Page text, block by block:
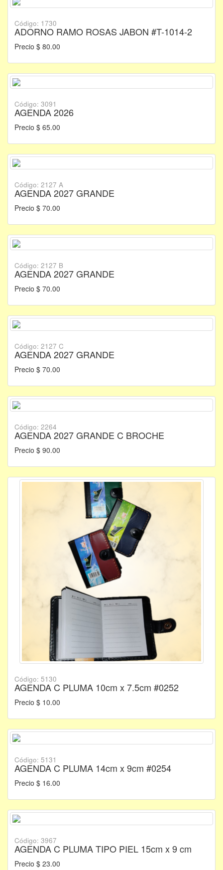
Código: 1730
ADORNO RAMO ROSAS JABON #T-1014-2
Precio $ 80.00
Código: 3091
AGENDA 2026
Precio $ 65.00
Código: 2127 A
AGENDA 2027 GRANDE
Precio $ 70.00
Código: 2127 B
AGENDA 2027 GRANDE
Precio $ 70.00
Código: 2127 C
AGENDA 2027 GRANDE
Precio $ 70.00
Código: 2264
AGENDA 2027 GRANDE C BROCHE
Precio $ 90.00
Código: 5130
AGENDA C PLUMA 10cm x 7.5cm #0252
Precio $ 10.00
Código: 5131
AGENDA C PLUMA 14cm x 9cm #0254
Precio $ 16.00
Código: 3967
AGENDA C PLUMA TIPO PIEL 15cm x 9 cm
Precio $ 23.00